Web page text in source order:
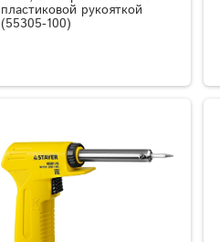
пластиковой рукояткой
(55305-100)